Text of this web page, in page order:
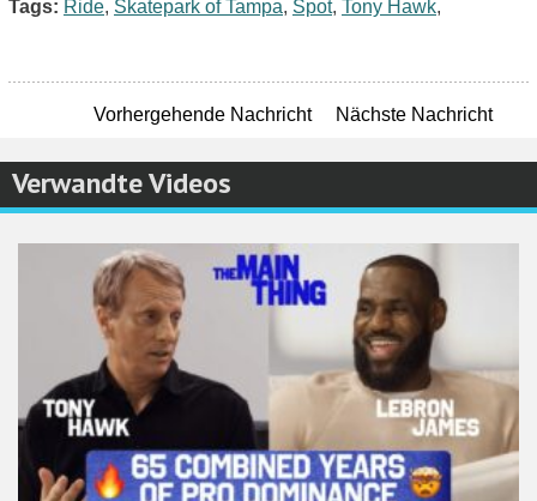
Tags: Ride, Skatepark of Tampa, Spot, Tony Hawk,
Vorhergehende Nachricht Nächste Nachricht
Verwandte Videos